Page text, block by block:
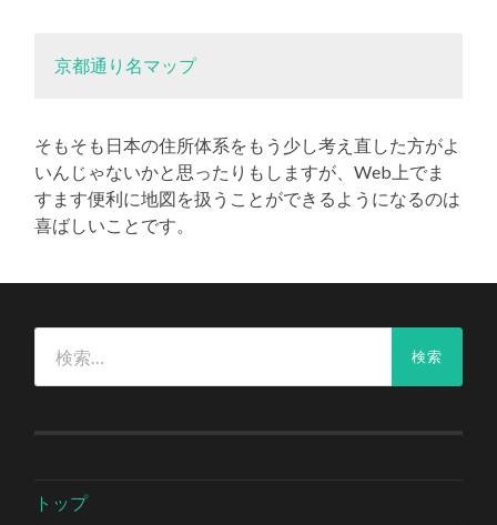
京都通り名マップ
そもそも日本の住所体系をもう少し考え直した方がよ
いんじゃないかと思ったりもしますが、Web上でま
すます便利に地図を扱うことができるようになるのは
喜ばしいことです。
索:
トップ